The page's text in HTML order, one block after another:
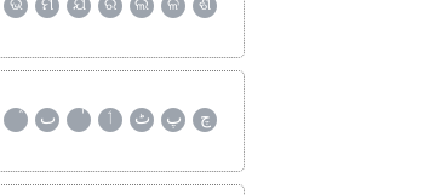
ଭ ମ ଯ ର ଲ ଳ
ଶ
ٮ ٲ ٹ پ
چ